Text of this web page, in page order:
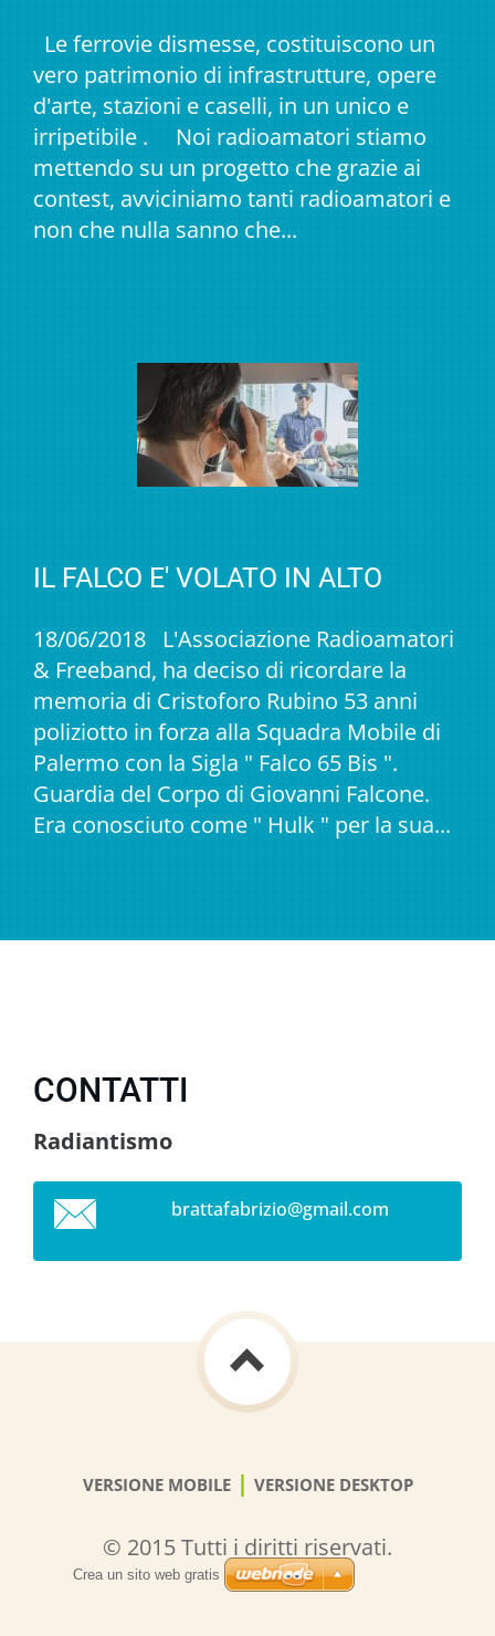
Le ferrovie dismesse, costituiscono un
vero patrimonio di infrastrutture, opere
d'arte, stazioni e caselli, in un unico e
irripetibile . Noi radioamatori stiamo
mettendo su un progetto che grazie ai
contest, avviciniamo tanti radioamatori e
non che nulla sanno che...
IL FALCO E' VOLATO IN ALTO
18/06/2018 L'Associazione Radioamatori
& Freeband, ha deciso di ricordare la
memoria di Cristoforo Rubino 53 anni
poliziotto in forza alla Squadra Mobile di
Palermo con la Sigla " Falco 65 Bis ".
Guardia del Corpo di Giovanni Falcone.
Era conosciuto come " Hulk " per la sua...
CONTATTI
Radiantismo
brattafabrizio@gmail.com
VERSIONE MOBILE | VERSIONE DESKTOP
© 2015 Tutti i diritti riservati.
Crea un sito web gratis